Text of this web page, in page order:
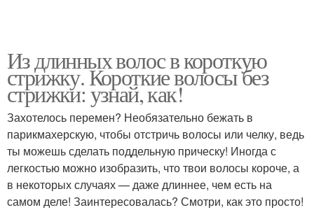
Из длинных волос в короткую
стрижку. Короткие волосы без
стрижки: узнай, как!
Захотелось перемен? Необязательно бежать в
парикмахерскую, чтобы отстричь волосы или челку, ведь
ты можешь сделать поддельную прическу! Иногда с
легкостью можно изобразить, что твои волосы короче, а
в некоторых случаях — даже длиннее, чем есть на
самом деле! Заинтересовалась? Смотри, как это просто!